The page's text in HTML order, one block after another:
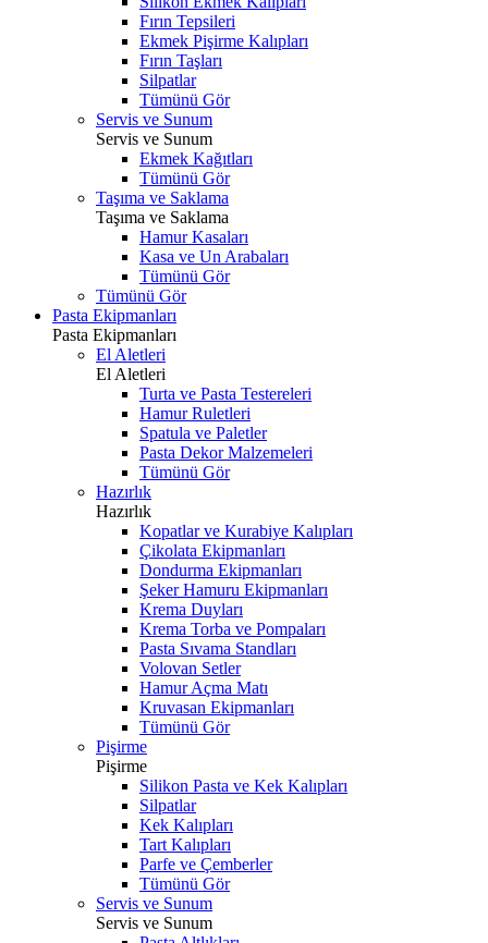
Fırın Tepsileri
Ekmek Pişirme Kalıpları
Fırın Taşları
Silpatlar
Tümünü Gör
Servis ve Sunum
Servis ve Sunum
Ekmek Kağıtları
Tümünü Gör
Taşıma ve Saklama
Taşıma ve Saklama
Hamur Kasaları
Kasa ve Un Arabaları
Tümünü Gör
Tümünü Gör
Pasta Ekipmanları
Pasta Ekipmanları
El Aletleri
El Aletleri
Turta ve Pasta Testereleri
Hamur Ruletleri
Spatula ve Paletler
Pasta Dekor Malzemeleri
Tümünü Gör
Hazırlık
Hazırlık
Kopatlar ve Kurabiye Kalıpları
Çikolata Ekipmanları
Dondurma Ekipmanları
Şeker Hamuru Ekipmanları
Krema Duyları
Krema Torba ve Pompaları
Pasta Sıvama Standları
Volovan Setler
Hamur Açma Matı
Kruvasan Ekipmanları
Tümünü Gör
Pişirme
Pişirme
Silikon Pasta ve Kek Kalıpları
Silpatlar
Kek Kalıpları
Tart Kalıpları
Parfe ve Çemberler
Tümünü Gör
Servis ve Sunum
Servis ve Sunum